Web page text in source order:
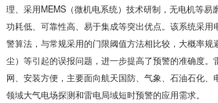
理、采用MEMS（微机电系统）技术研制，无电机等易
功耗低、可靠性高、易于集成等突出优点。该系统采用
警算法，与常规采用的门限阈值方法相比较，大概率规
尘）等引起的误报问题，进一步提高了预警的准确度。
网、安装方便，主要面向航天国防、气象、石油石化
领域大气电场探测和雷电局域短时预警的应用需求。